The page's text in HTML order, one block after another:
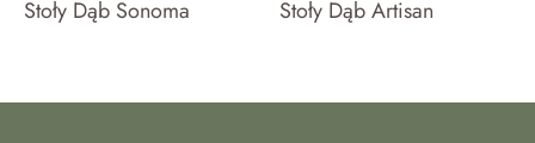
Stoły Dąb Sonoma Stoły Dąb Artisan